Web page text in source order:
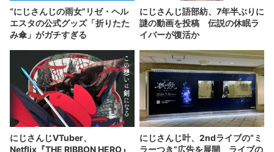
“にじさんじの雨女”リゼ・ヘル
エスタの公式グッズ「折りたた
み傘」がガチすぎる
にじさんじ語部紡、7年半ぶりに
謎の動画を投稿 伝説の休眠ラ
イバーが復活か
にじさんじVTuber、
Netflix『THE RIBBON HERO』
にじさんじ叶、2ndライブの“ミ
ラーつき”広告を展開 ライブの